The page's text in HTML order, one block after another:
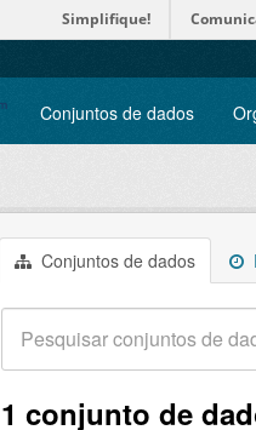
Simplifique!
Conjuntos de dados
Conjuntos de dados
1 conjunto de